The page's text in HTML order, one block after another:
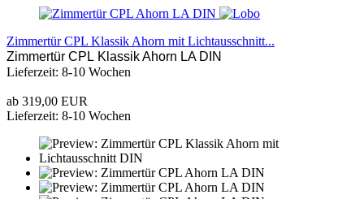
Zimmertür CPL Klassik Ahorn mit Lichtausschnitt...
Zimmertür CPL Klassik Ahorn LA DIN
Lieferzeit: 8-10 Wochen
ab 319,00 EUR
Lieferzeit: 8-10 Wochen